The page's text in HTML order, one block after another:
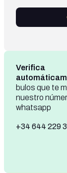
Verifica
bulos que te
nuestro
whatsapp
+34 644 229